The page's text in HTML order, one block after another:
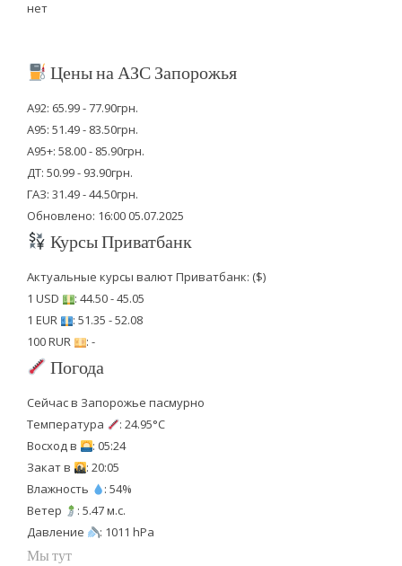
нет
Цены на АЗС Запорожья
А92: 65.99 - 77.90грн.
А95: 51.49 - 83.50грн.
А95+: 58.00 - 85.90грн.
ДТ: 50.99 - 93.90грн.
ГАЗ: 31.49 - 44.50грн.
Обновлено: 16:00 05.07.2025
Курсы Приватбанк
Актуальные курсы валют Приватбанк: ($)
1 USD
: 44.50 - 45.05
1 EUR
: 51.35 - 52.08
100 RUR
: -
Погода
Сейчас в Запорожье пасмурно
Температура
: 24.95°C
Восход в
: 05:24
Закат в
: 20:05
Влажность
: 54%
Ветер
: 5.47 м.с.
Давление
: 1011 hPa
Мы тут